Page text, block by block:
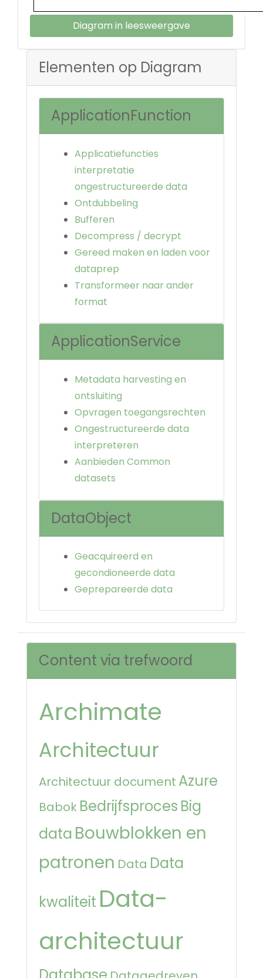
Diagram in leesweergave
Elementen op Diagram
ApplicationFunction
Applicatiefuncties
interpretatie
ongestructureerde data
Ontdubbeling
Bufferen
Decompress / decrypt
Gereed maken en laden voor
dataprep
Transformeer naar ander
format
ApplicationService
Metadata harvesting en
ontsluiting
Opvragen toegangsrechten
Ongestructureerde data
interpreteren
Aanbieden Common
datasets
DataObject
Geacquireerd en
gecondioneerde data
Geprepareerde data
Content via trefwoord
Archimate
Architectuur
Architectuur document Azure
Babok Bedrijfsproces Big
data Bouwblokken en
patronen Data Data
kwaliteit Data-
architectuur